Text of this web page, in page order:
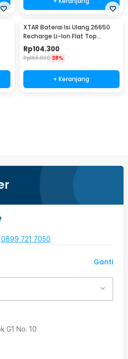
XTAR Baterai Isi Ulang 26650
Recharge Li-Ion Flat Top
5200mAh 3.6V 1PC
Rp104.300
Rp166.900 38%
+ Keranjang
0899 721 7050
Ganti
G1 No. 10